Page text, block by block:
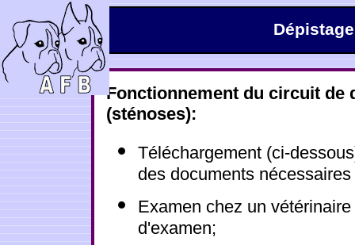
Fonctionnement du circuit de
(sténoses):
Téléchargement (ci-
des documents
Examen chez un
d'examen;